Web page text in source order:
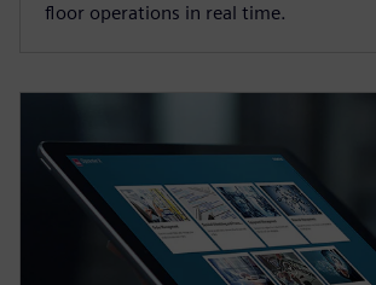
floor operations in real time.